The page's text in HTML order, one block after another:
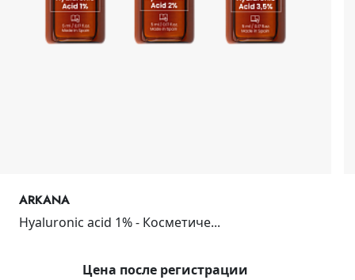
ARKANA
Hyaluronic acid 1% - Косметиче...
Цена после регистрации